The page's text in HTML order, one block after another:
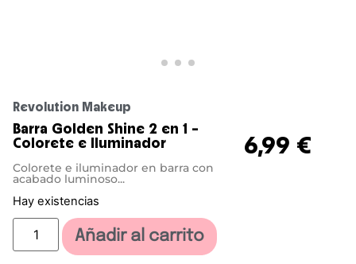
Revolution Makeup
Barra Golden Shine 2 en 1 –
Colorete e Iluminador
Colorete e iluminador en barra con
acabado luminoso...
6,99 €
Hay existencias
Añadir al carrito